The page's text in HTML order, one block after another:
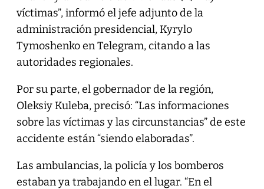
víctimas”, informó el jefe adjunto de la
administración presidencial, Kyrylo
Tymoshenko en Telegram, citando a las
autoridades regionales.
Por su parte, el gobernador de la región,
Oleksiy Kuleba, precisó: “Las informaciones
sobre las víctimas y las circunstancias” de este
accidente están “siendo elaboradas”.
Las ambulancias, la policía y los bomberos
estaban ya trabajando en el lugar. “En el